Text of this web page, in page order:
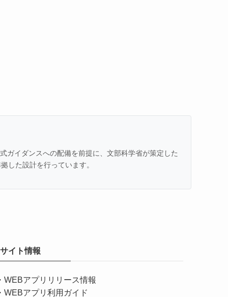
ガイダンスへの配備を前提に、文部科学省が策定した
した設計を行っています。
サイト情報
・ WEBアプリリリース情報
・ WEBアプリ利用ガイド